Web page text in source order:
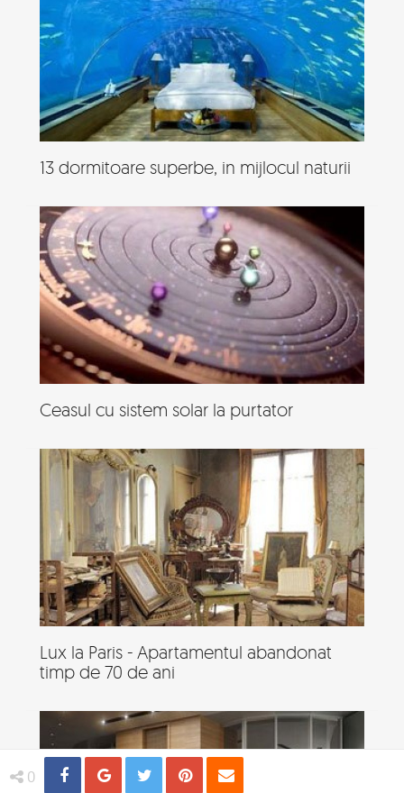
0 Share Distribuie
Tweet Pin
13 dormitoare superbe, in mijlocul naturii
Ceasul cu sistem solar la purtator
Lux la Paris - Apartamentul abandonat
timp de 70 de ani